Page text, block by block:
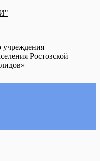
учреждения
Ростовской